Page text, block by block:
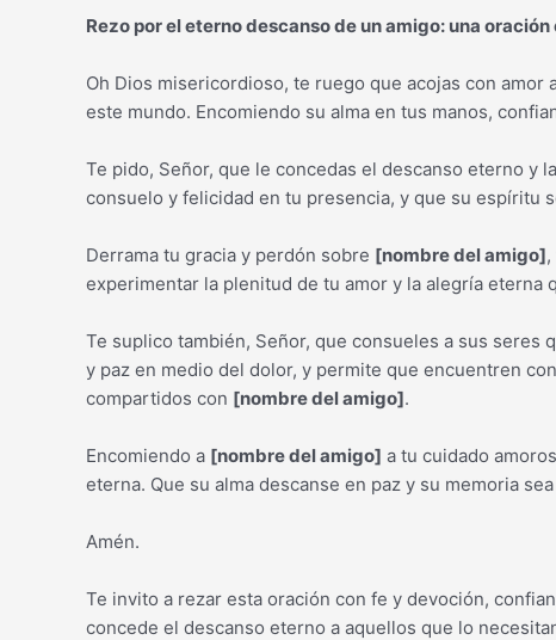
Rezo por el eterno descanso de un amigo: una
Oh Dios misericordioso, te ruego que acojas con amor
este mundo. Encomiendo su alma en tus manos,
Te pido, Señor, que le concedas el descanso eterno y
consuelo y felicidad en tu presencia, y que su espíritu
Derrama tu gracia y perdón sobre [nombre del amigo]
experimentar la plenitud de tu amor y la alegría eterna
Te suplico también, Señor, que consueles a sus
y paz en medio del dolor, y permite que encuentren
compartidos con [nombre del amigo].
Encomiendo a [nombre del amigo] a tu cuidado
eterna. Que su alma descanse en paz y su memoria
Amén.
Te invito a rezar esta oración con fe y devoción,
concede el descanso eterno a aquellos que lo